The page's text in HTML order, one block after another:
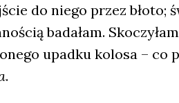
do nie­go przez bło­to;
bada­łam.
upad­ku kolo­sa –
.